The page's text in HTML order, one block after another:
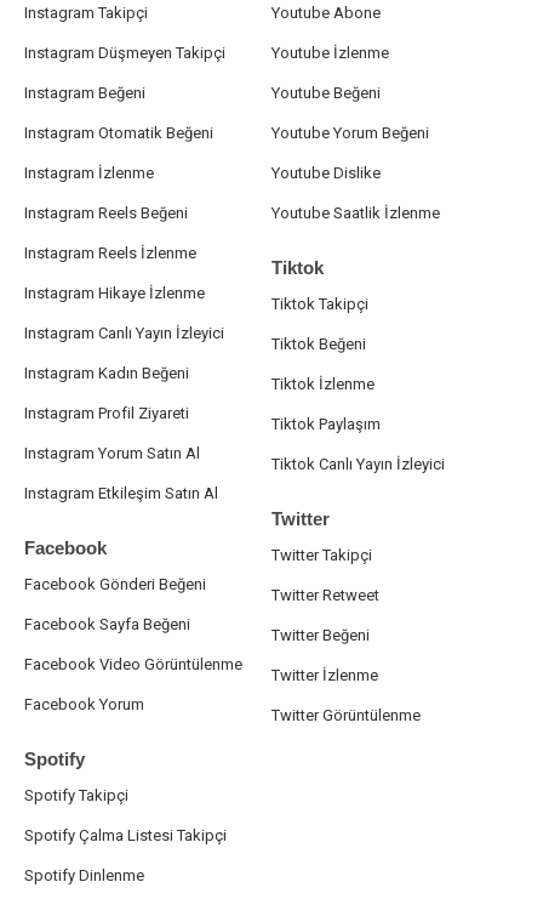
Instagram Takipçi
Instagram Düşmeyen Takipçi
Instagram Beğeni
Instagram Otomatik Beğeni
Instagram İzlenme
Instagram Reels Beğeni
Instagram Reels İzlenme
Instagram Hikaye İzlenme
Instagram Canlı Yayın İzleyici
Instagram Kadın Beğeni
Instagram Profil Ziyareti
Instagram Yorum Satın Al
Instagram Etkileşim Satın Al
Facebook
Facebook Gönderi Beğeni
Facebook Sayfa Beğeni
Facebook Video Görüntülenme
Facebook Yorum
Spotify
Spotify Takipçi
Spotify Çalma Listesi Takipçi
Spotify Dinlenme
Youtube Abone
Youtube İzlenme
Youtube Beğeni
Youtube Yorum Beğeni
Youtube Dislike
Youtube Saatlik İzlenme
Tiktok
Tiktok Takipçi
Tiktok Beğeni
Tiktok İzlenme
Tiktok Paylaşım
Tiktok Canlı Yayın İzleyici
Twitter
Twitter Takipçi
Twitter Retweet
Twitter Beğeni
Twitter İzlenme
Twitter Görüntülenme